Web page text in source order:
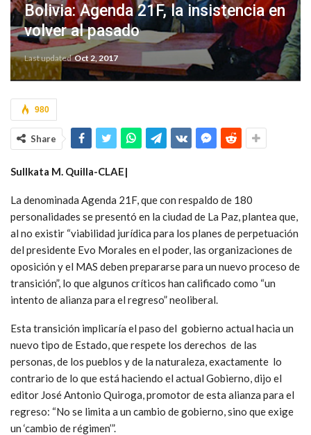
Bolivia: Agenda 21F, la insistencia en
volver al pasado
Last updatedOct 2, 2017
980
Share
Sullkata M. Quilla-CLAE|
La denominada Agenda 21F, que con respaldo de 180
personalidades se presentó en la ciudad de La Paz, plantea que,
al no existir “viabilidad jurídica para los planes de perpetuación
del presidente Evo Morales en el poder, las organizaciones de
oposición y el MAS deben prepararse para un nuevo proceso de
transición”, lo que algunos críticos han calificado como “un
intento de alianza para el regreso” neoliberal.
Esta transición implicaría el paso del gobierno actual hacia un
nuevo tipo de Estado, que respete los derechos de las
personas, de los pueblos y de la naturaleza, exactamente lo
contrario de lo que está haciendo el actual Gobierno, dijo el
editor José Antonio Quiroga, promotor de esta alianza para el
regreso: “No se limita a un cambio de gobierno, sino que exige
un ‘cambio de régimen’”.